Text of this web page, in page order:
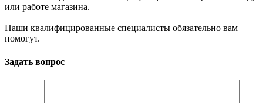
или работе магазина.
Наши квалифицированные специалисты обязательно вам
помогут.
Задать вопрос